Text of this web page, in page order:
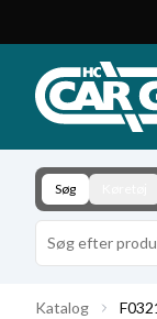
Download
Kontakt
Søg
Katalog